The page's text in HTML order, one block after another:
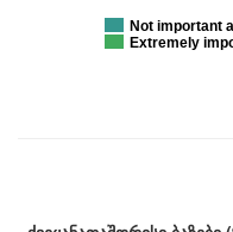
Not important
Extremely